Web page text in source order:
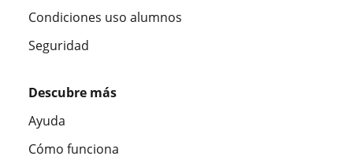
Condiciones uso alumnos
Seguridad
Descubre más
Ayuda
Cómo funciona